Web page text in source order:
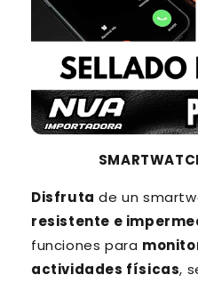
Disfruta de un
resistente e
funciones para
actividades físicas,